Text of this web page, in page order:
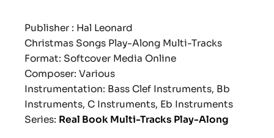
Publisher : Hal Leonard
Christmas Songs Play-Along Multi-Tracks
Format: Softcover Media Online
Composer: Various
Instrumentation: Bass Clef Instruments, Bb
Instruments, C Instruments, Eb Instruments
Series: Real Book Multi-Tracks Play-Along